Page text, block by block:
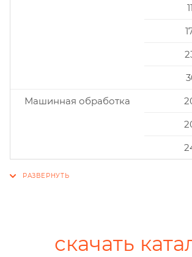
Машинная обработка
скачать